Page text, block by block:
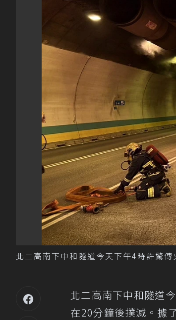
北二高南下中和隧道今天下午4時許驚
北二高南下中和隧道
在20分鐘後撲滅。據